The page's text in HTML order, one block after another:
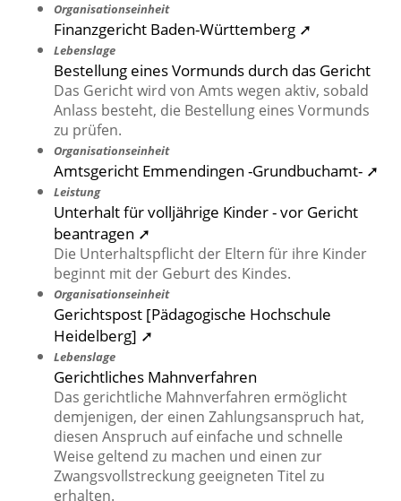
Organisationseinheit
Finanzgericht Baden-Württemberg ➚
Lebenslage
Bestellung eines Vormunds durch das Gericht
Das Gericht wird von Amts wegen aktiv, sobald
Anlass besteht, die Bestellung eines Vormunds
zu prüfen.
Organisationseinheit
Amtsgericht Emmendingen -Grundbuchamt- ➚
Leistung
Unterhalt für volljährige Kinder - vor Gericht
beantragen ➚
Die Unterhaltspflicht der Eltern für ihre Kinder
beginnt mit der Geburt des Kindes.
Organisationseinheit
Gerichtspost [Pädagogische Hochschule
Heidelberg] ➚
Lebenslage
Gerichtliches Mahnverfahren
Das gerichtliche Mahnverfahren ermöglicht
demjenigen, der einen Zahlungsanspruch hat,
diesen Anspruch auf einfache und schnelle
Weise geltend zu machen und einen zur
Zwangsvollstreckung geeigneten Titel zu
erhalten.